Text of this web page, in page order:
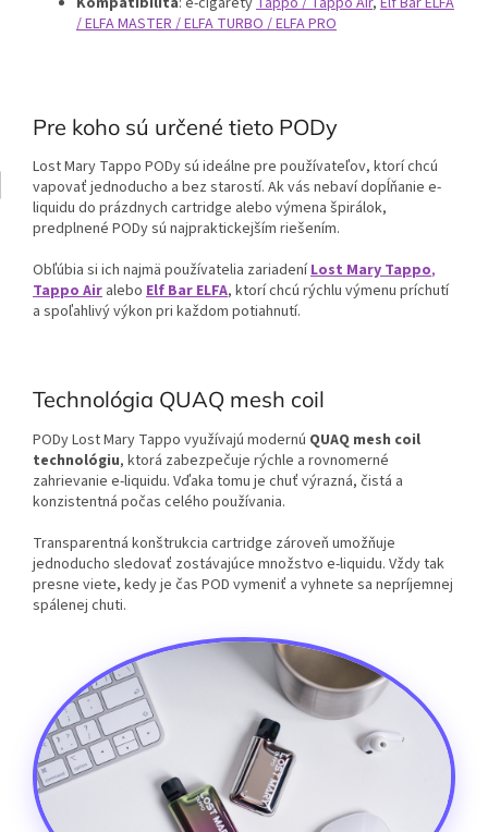
/ ELFA MASTER / ELFA TURBO / ELFA PRO
Pre koho sú určené tieto PODy
Lost Mary Tappo PODy sú ideálne pre používateľov, ktorí chcú
vapovať jednoducho a bez starostí. Ak vás nebaví dopĺňanie e-
liquidu do prázdnych cartridge alebo výmena špirálok,
predplnené PODy sú najpraktickejším riešením.
Obľúbia si ich najmä používatelia zariadeníLost Mary Tappo,
Tappo Air alebo Elf Bar ELFA, ktorí chcú rýchlu výmenu príchutí
a spoľahlivý výkon pri každom potiahnutí.
Technológia QUAQ mesh coil
PODy Lost Mary Tappo využívajú modernú QUAQ mesh coil
technológiu, ktorá zabezpečuje rýchle a rovnomerné
zahrievanie e-liquidu. Vďaka tomu je chuť výrazná, čistá a
konzistentná počas celého používania.
Transparentná konštrukcia cartridge zároveň umožňuje
jednoducho sledovať zostávajúce množstvo e-liquidu. Vždy tak
presne viete, kedy je čas POD vymeniť a vyhnete sa nepríjemnej
spálenej chuti.